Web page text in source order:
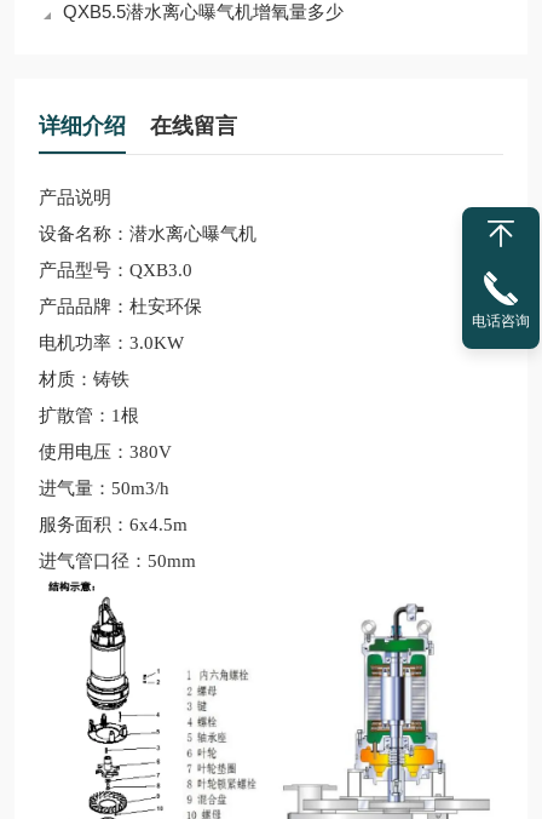
QXB5.5潜水离心曝气机增氧量多少
详细介绍 在线留言
产品说明
设备名称：潜水离心曝气机
产品型号： QXB3.0
产品品牌：杜安环保
电机功率： 3.0KW
材质：铸铁
扩散管： 1根
使用电压： 380V
进气量： 50m3/h
服务面积： 6x4.5m
进气管口径： 50mm
电话咨询